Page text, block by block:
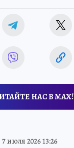
НАС В МАХ!
7 июля 2026 13:26